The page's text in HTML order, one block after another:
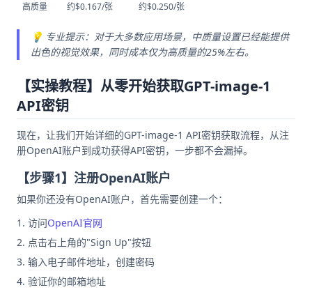
高质量
约$0.167/张 约$0.250/张
💡 专业提示：对于大多数应用场景，中质量设置已经能提供
出色的视觉效果，同时成本仅为高质量的25%左右。
【实操教程】从零开始获取GPT-image-1
API密钥
现在，让我们开始详细的GPT-image-1 API密钥获取流程，从注
册OpenAI账户到成功获得API密钥，一步都不会漏掉。
【步骤1】注册OpenAI账户
如果你还没有OpenAI账户，首先需要创建一个：
访问OpenAI官网
点击右上角的"Sign Up"按钮
输入电子邮件地址，创建密码
验证你的邮箱地址